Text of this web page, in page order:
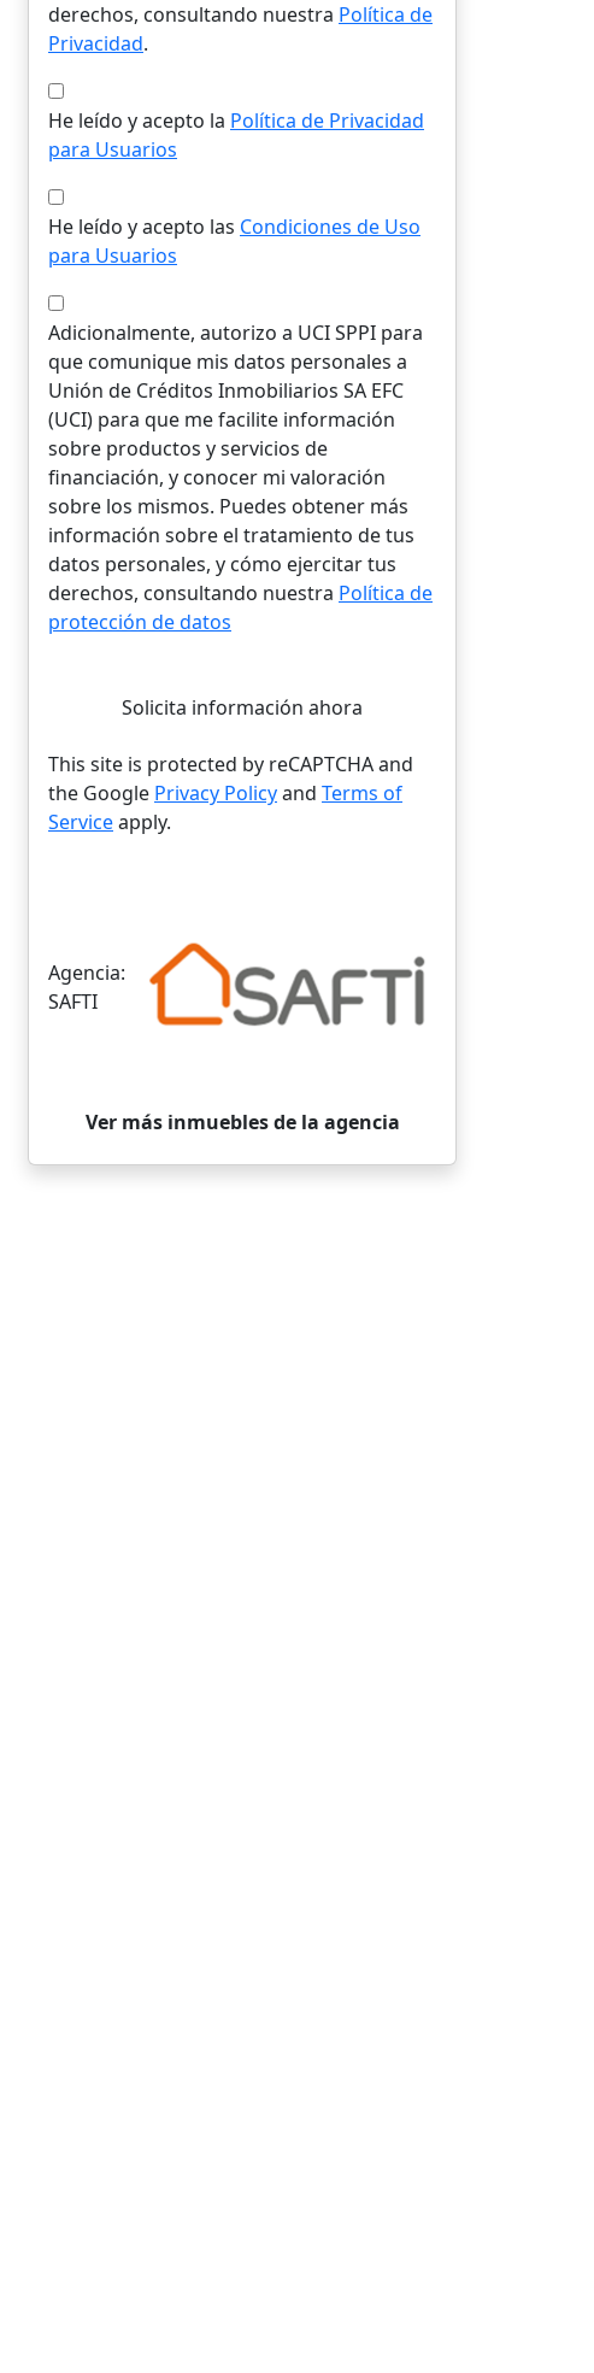
derechos, consultando nuestra Política de
Privacidad.
He leído y acepto la Política de Privacidad
para Usuarios
He leído y acepto las Condiciones de Uso
para Usuarios
Adicionalmente, autorizo a UCI SPPI para
que comunique mis datos personales a
Unión de Créditos Inmobiliarios SA EFC
(UCI) para que me facilite información
sobre productos y servicios de
financiación, y conocer mi valoración
sobre los mismos. Puedes obtener más
información sobre el tratamiento de tus
datos personales, y cómo ejercitar tus
derechos, consultando nuestra Política de
protección de datos
Solicita información ahora
This site is protected by reCAPTCHA and
the Google Privacy Policyand Terms of
Serviceapply.
Agencia:
SAFTI
Ver más inmuebles de la agencia